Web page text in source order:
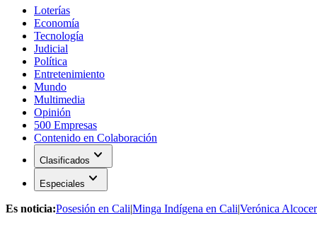
Loterías
Economía
Tecnología
Judicial
Política
Entretenimiento
Mundo
Multimedia
Opinión
500 Empresas
Contenido en Colaboración
Clasificados expand_more
Especiales expand_more
Es noticia:Posesión en Cali|Minga Indígena en Cali|Verónica Alcocer